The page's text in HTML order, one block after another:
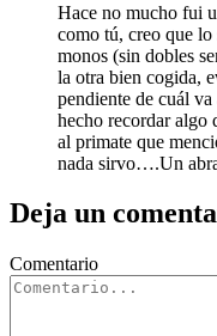
Hace no mucho fui
como tú, creo que
monos (sin dobles
la otra bien cogida,
pendiente de cuál
hecho recordar algo
al primate que
nada sirvo….Un
Deja un
Comentario